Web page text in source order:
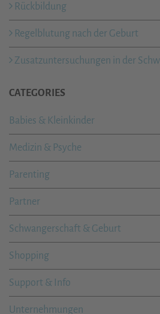
Rückbildung
Regelblutung nach der Geburt
Zusatzuntersuchungen in der
CATEGORIES
Babies & Kleinkinder
Medizin & Psyche
Parenting
Partner
Schwangerschaft & Geburt
Shopping
Support & Info
Unternehmungen